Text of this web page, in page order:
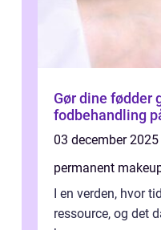
Gør dine fødder
fodbehandling
03 december 2025
permanent
I en verden, hvor
ressource, og det